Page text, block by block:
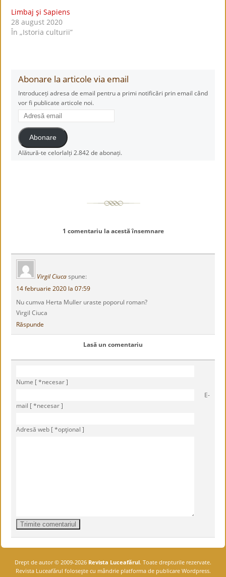
Limbaj şi Sapiens
28 august 2020
În „Istoria culturii”
Abonare la articole via email
Introduceți adresa de email pentru a primi notificări prin email când
vor fi publicate articole noi.
Adresă
email
Abonare
Alătură-te celorlalți 2.842 de abonați.
1 comentariu la acestă însemnare
Virgil Ciuca spune:
14 februarie 2020 la 07:59
Nu cumva Herta Muller uraste poporul roman?
Virgil Ciuca
Răspunde
Lasă un comentariu
Nume [ *necesar ]
E-
mail [ *necesar ]
Adresă web [ *opţional ]
Drept de autor © 2009-2026 Revista Luceafărul. Toate drepturile rezervate.
Revista Luceafărul foloseşte cu mândrie platforma de publicare Wordpress.